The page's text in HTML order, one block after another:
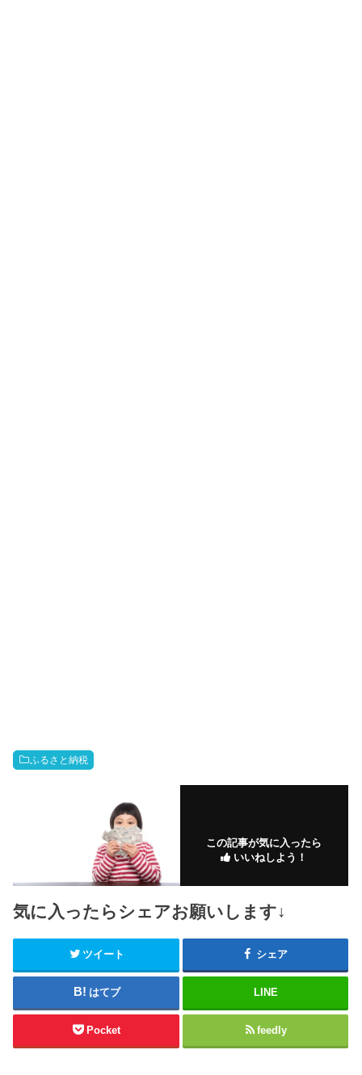
ふるさと納税
この記事が気に入ったら
いいねしよう！
気に入ったらシェアお願いします↓
ツイート シェア
はてブ LINE
Pocket feedly